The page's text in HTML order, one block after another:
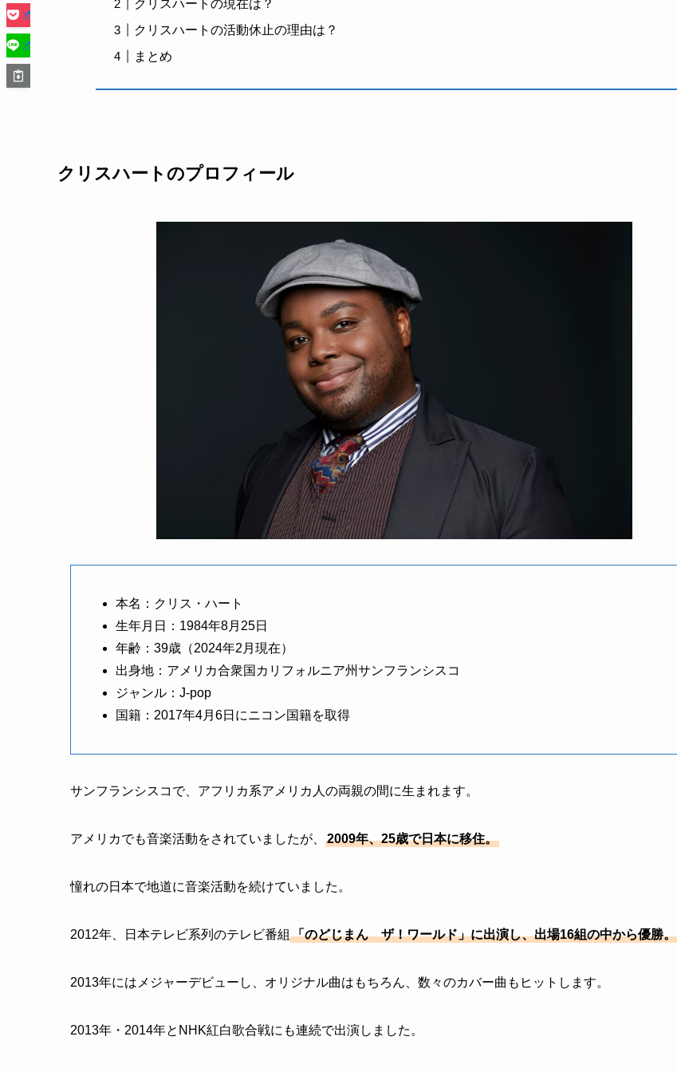
クリスハートの現在は？
クリスハートの活動休止の理由は？
まとめ
クリスハートのプロフィール
本名：クリス・ハート
生年月日：1984年8月25日
年齢：39歳（2024年2月現在）
出身地：アメリカ合衆国カリフォルニア州サンフランシスコ
ジャンル：J-pop
国籍：2017年4月6日にニコン国籍を取得
サンフランシスコで、アフリカ系アメリカ人の両親の間に生まれます。
アメリカでも音楽活動をされていましたが、 2009年、25歳で日本に移住。
憧れの日本で地道に音楽活動を続けていました。
2012年、日本テレビ系列のテレビ番組 「のどじまん ザ！ワールド」に出演し、出場16組の中から優勝。
2013年にはメジャーデビューし、オリジナル曲はもちろん、数々のカバー曲もヒットします。
2013年・2014年とNHK紅白歌合戦にも連続で出演しました。